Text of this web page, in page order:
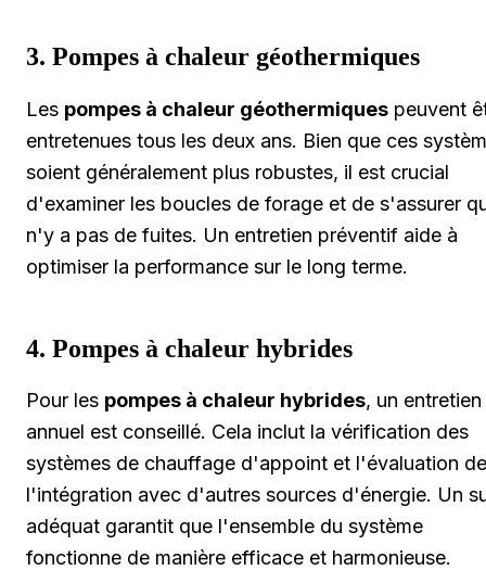
3. Pompes à chaleur géothermiques
Les pompes à chaleur géothermiques peuvent
entretenues tous les deux ans. Bien que ces
soient généralement plus robustes, il est crucial
d'examiner les boucles de forage et de s'assurer
n'y a pas de fuites. Un entretien préventif aide à
optimiser la performance sur le long terme.
4. Pompes à chaleur hybrides
Pour les pompes à chaleur hybrides, un entretien
annuel est conseillé. Cela inclut la vérification des
systèmes de chauffage d'appoint et l'évaluation de
l'intégration avec d'autres sources d'énergie. Un
adéquat garantit que l'ensemble du système
fonctionne de manière efficace et harmonieuse.